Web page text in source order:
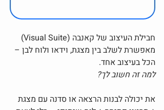
חבילת העיצוב של קאנבה (Visual Suite)
מאפשרת לשלב בין מצגת, וידאו ולוח לבן –
הכל בעיצוב אחד.
למה זה חשוב לך?
את יכולה לבנות הרצאה או סדנה עם מצגת